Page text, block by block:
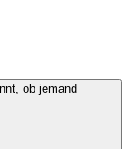
ob jemand